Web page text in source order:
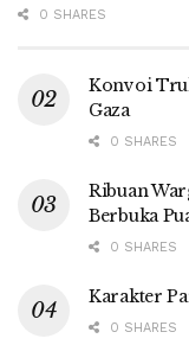
0 SHARES
Konvoi
Gaza
0 SHARES
Ribuan
Berbuka
0 SHARES
Karakter
0 SHARES